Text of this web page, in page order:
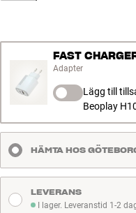
FAST
Adapter
Lägg till
Beoplay
HÄMTA HOS
I lager. Leveranstid 1-2 dagar
I lager. Leveranstid 1-2
LEVERANS